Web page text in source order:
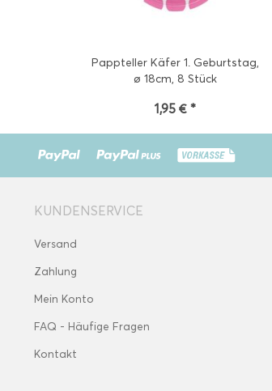
Pappteller Käfer 1. Geburtstag,
ø 18cm, 8 Stück
1,95 € *
KUNDENSERVICE
Versand
Zahlung
Mein Konto
FAQ - Häufige Fragen
Kontakt